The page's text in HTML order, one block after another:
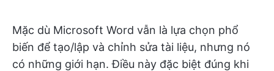
Mặc dù Microsoft Word vẫn là lựa chọn phổ
biến để tạo/lập và chỉnh sửa tài liệu, nhưng nó
có những giới hạn. Điều này đặc biệt đúng khi